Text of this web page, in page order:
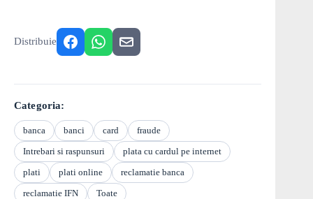
Distribuie
Categoria:
banca banci card
fraude
Intrebari si raspunsuri
plata cu cardul pe internet
plati
plati online
reclamatie banca
reclamatie IFN
Toate